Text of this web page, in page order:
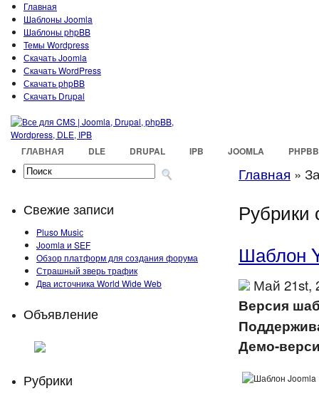
Главная
Шаблоны Joomla
Шаблоны phpBB
Темы Wordpress
Скачать Joomla
Скачать WordPress
Скачать phpBB
Скачать Drupal
ГЛАВНАЯ DLE DRUPAL IPB JOOMLA PHPBB
Свежие записи
Pluso Musiс
Joomla и SEF
Обзор платформ для создания форума
Страшный зверь трафик
Два источника World Wide Web
Объявление
Рубрики
Главная »
Рубрики
Шаблон
Май 21st,
Версия
Демо-